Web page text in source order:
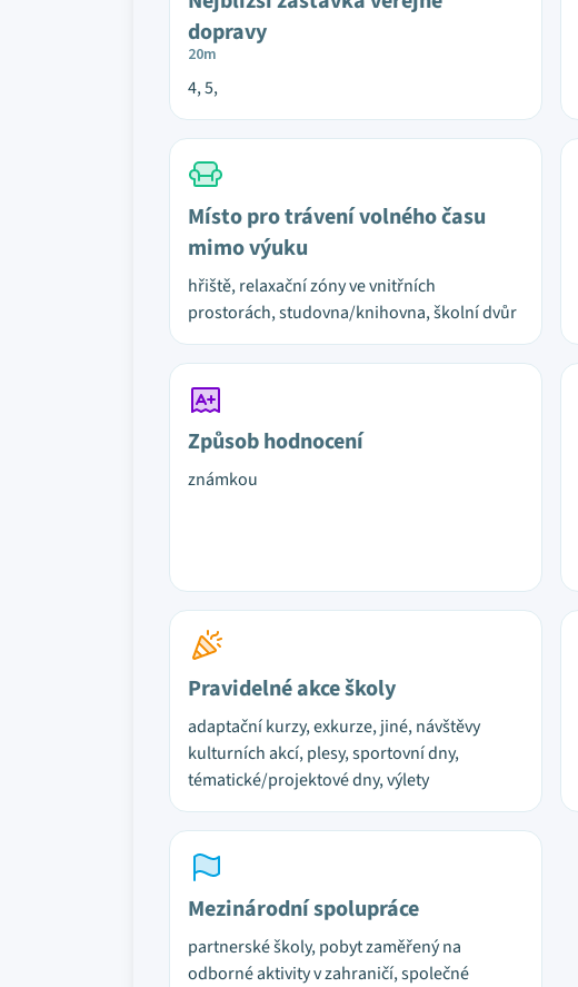
dopravy
20m
4, 5,
Místo pro trávení volného času
mimo výuku
hřiště, relaxační zóny ve vnitřních
prostorách, studovna/knihovna, školní dvůr
Způsob hodnocení
známkou
Pravidelné akce školy
adaptační kurzy, exkurze, jiné, návštěvy
kulturních akcí, plesy, sportovní dny,
tématické/projektové dny, výlety
Mezinárodní spolupráce
partnerské školy, pobyt zaměřený na
odborné aktivity v zahraničí, společné